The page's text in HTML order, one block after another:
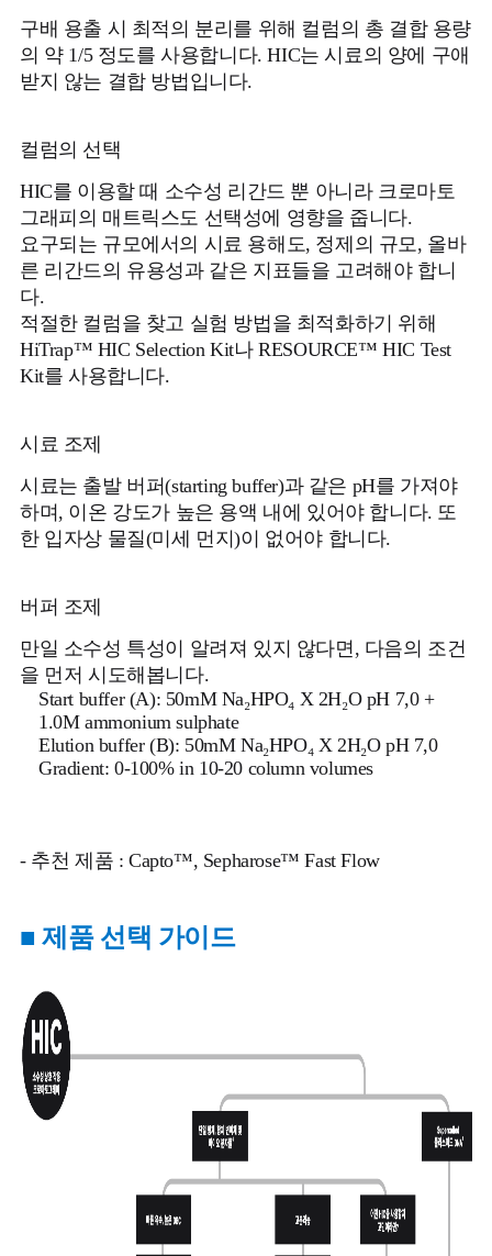
구배 용출 시 최적의 분리를 위해 컬럼의 총 결합 용량
의 약 1/5 정도를 사용합니다. HIC는 시료의 양에 구애
받지 않는 결합 방법입니다.
컬럼의 선택
HIC를 이용할 때 소수성 리간드 뿐 아니라 크로마토
그래피의 매트릭스도 선택성에 영향을 줍니다.
요구되는 규모에서의 시료 용해도, 정제의 규모, 올바
른 리간드의 유용성과 같은 지표들을 고려해야 합니
다.
적절한 컬럼을 찾고 실험 방법을 최적화하기 위해
HiTrap™ HIC Selection Kit나 RESOURCE™ HIC Test
Kit를 사용합니다.
시료 조제
시료는 출발 버퍼(starting buffer)과 같은 pH를 가져야
하며, 이온 강도가 높은 용액 내에 있어야 합니다. 또
한 입자상 물질(미세 먼지)이 없어야 합니다.
버퍼 조제
만일 소수성 특성이 알려져 있지 않다면, 다음의 조건
을 먼저 시도해봅니다.
Start buffer (A): 50mM Na₂HPO₄ X 2H₂O pH 7,0 +
1.0M ammonium sulphate
Elution buffer (B): 50mM Na₂HPO₄ X 2H₂O pH 7,0
Gradient: 0-100% in 10-20 column volumes
- 추천 제품 : Capto™, Sepharose™ Fast Flow
■ 제품 선택 가이드